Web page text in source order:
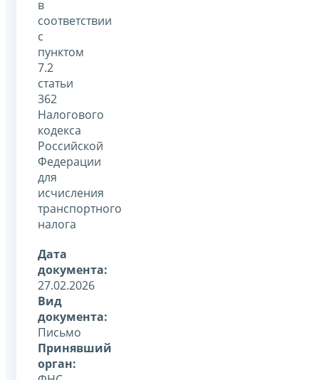
в
соответствии
с
пунктом
7.2
статьи
362
Налогового
кодекса
Российской
Федерации
для
исчисления
транспортного
налога
Дата
документа:
27.02.2026
Вид
документа:
Письмо
Принявший
орган: